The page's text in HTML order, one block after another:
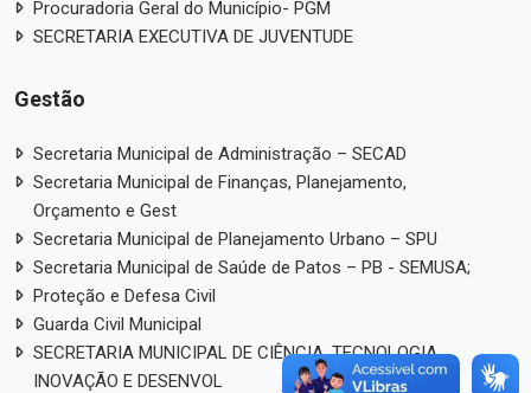
Procuradoria Geral do Município- PGM
SECRETARIA EXECUTIVA DE JUVENTUDE
Gestão
Secretaria Municipal de Administração – SECAD
Secretaria Municipal de Finanças, Planejamento,
Orçamento e Gest
Secretaria Municipal de Planejamento Urbano – SPU
Secretaria Municipal de Saúde de Patos – PB - SEMUSA;
Proteção e Defesa Civil
Guarda Civil Municipal
SECRETARIA MUNICIPAL DE CIÊNCIA, TECNOLOGIA,
INOVAÇÃO E DESENVOL